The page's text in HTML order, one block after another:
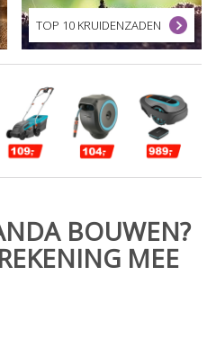
TOP 10 KRUIDENZADEN
BOUWEN?
MEE